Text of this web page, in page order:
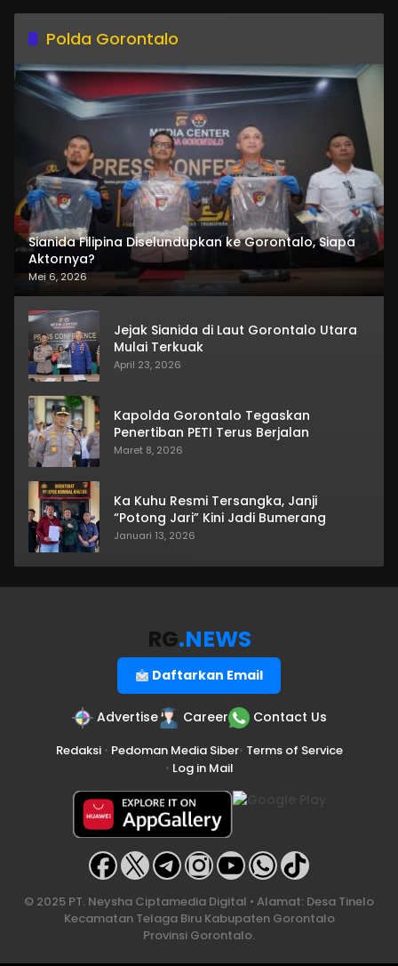
Polda Gorontalo
Sianida Filipina Diselundupkan ke Gorontalo, Siapa
Aktornya?
Mei 6, 2026
Jejak Sianida di Laut Gorontalo Utara
Mulai Terkuak
April 23, 2026
Kapolda Gorontalo Tegaskan
Penertiban PETI Terus Berjalan
Maret 8, 2026
Ka Kuhu Resmi Tersangka, Janji
“Potong Jari” Kini Jadi Bumerang
Januari 13, 2026
RG.NEWS
Daftarkan Email
Advertise Career Contact Us
Redaksi• Pedoman Media Siber• Terms of Service
• Log in Mail
© 2025 PT. Neysha Ciptamedia Digital • Alamat: Desa Tinelo
Kecamatan Telaga Biru Kabupaten Gorontalo
Provinsi Gorontalo.